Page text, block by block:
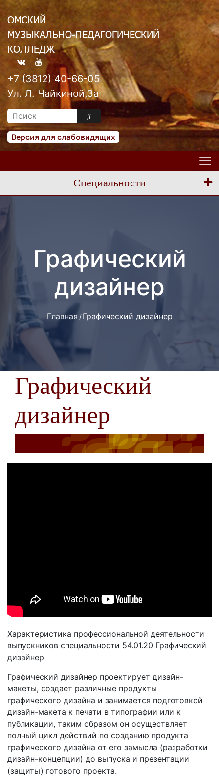
ОМСКИЙ
МУЗЫКАЛЬНО-ПЕДАГОГИЧЕСКИЙ
КОЛЛЕДЖ
+7 (3812) 40-66-05
Ул. Л. Чайкиной,3а
Версия для слабовидящих
Специальности
Графический
дизайнер
Главная Графический дизайнер
Графический
дизайнер
Характеристика профессиональной деятельности
выпускников специальности 54.01.20 Графический
дизайнер
Графический дизайнер проектирует дизайн-
макеты, создает различные продукты
графического дизайна и занимается подготовкой
дизайн-макета к печати в типографии или к
публикации, таким образом он осуществляет
полный цикл действий по созданию продукта
графического дизайна от его замысла (разработки
дизайн-концепции) до выпуска и презентации
(защиты) готового проекта.